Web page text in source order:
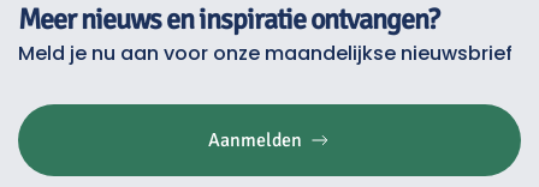
Meer nieuws en inspiratie ontvangen?
Meld je nu aan voor onze maandelijkse nieuwsbrief
Aanmelden